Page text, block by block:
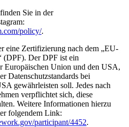
Sie in der
policy/.
eine Zertifizierung nach dem „EU-
(DPF). Der DPF ist ein
Europäischen Union und den USA,
Datenschutzstandards bei
gewährleisten soll. Jedes nach
verpflichtet sich, diese
Weitere Informationen hierzu
folgendem Link:
participant/4452.